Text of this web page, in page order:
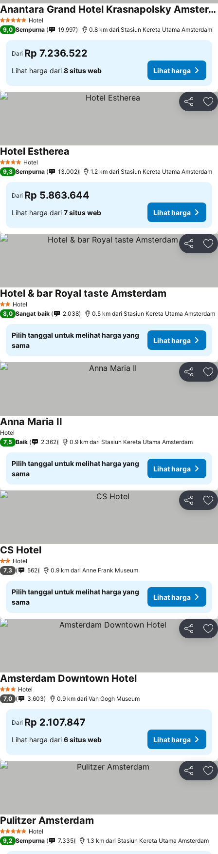
5 Bintang Hotel
Anantara Grand Hotel Krasnapolsky Amsterdam
9,0 Sempurna 19.997 0.8 km dari Stasiun Kereta Utama Amsterdam
Dari Rp 7.236.522
Lihat harga dari 8 situs web Lihat harga
Bagikan
4 BintangHotel
Hotel Estherea
9,3 Sempurna 13.002 1.2 km dari Stasiun Kereta Utama Amsterdam
Dari Rp 5.863.644
Lihat harga dari 7 situs web Lihat harga
Bagikan
2 Bintang
Hotel
Hotel & bar Royal taste Amsterdam
8,0 Sangat baik 2.038 0.5 km dari Stasiun Kereta Utama Amsterdam
Pilih tanggal untuk melihat harga yang
sama
Lihat harga
Bagikan
Hotel
Anna Maria II
7,5 Baik 2.362 0.9 km dari Stasiun Kereta Utama Amsterdam
Pilih tanggal untuk melihat harga yang
sama
Lihat harga
Bagikan
2 Bintang
Hotel
CS Hotel
7,3 562 0.9 km dari Anne Frank Museum
Pilih tanggal untuk melihat harga yang
sama
Lihat harga
Bagikan
3 BintangHotel
Amsterdam Downtown Hotel
7,0 3.603 0.9 km dari Van Gogh Museum
Dari Rp 2.107.847
Lihat harga dari 6 situs web Lihat harga
Bagikan
5 Bintang Hotel
Pulitzer Amsterdam
9,2 Sempurna 7.335 1.3 km dari Stasiun Kereta Utama Amsterdam